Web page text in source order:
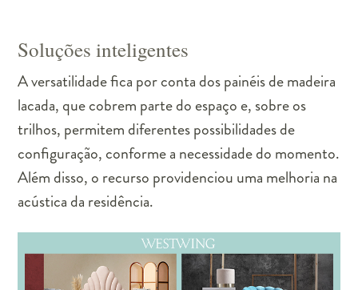
Soluções inteligentes
A versatilidade fica por conta dos painéis de madeira
lacada, que cobrem parte do espaço e, sobre os
trilhos, permitem diferentes possibilidades de
configuração, conforme a necessidade do momento.
Além disso, o recurso providenciou uma melhoria na
acústica da residência.